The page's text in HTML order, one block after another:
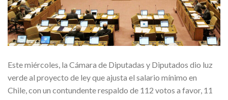
Este miércoles, la Cámara de Diputadas y Diputados dio luz
verde al proyecto de ley que ajusta el salario mínimo en
Chile, con un contundente respaldo de 112 votos a favor, 11